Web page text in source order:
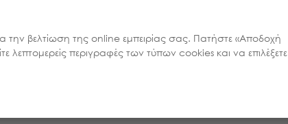
την βελτίωση της online εμπειρίας σας. Πατήστε «Αποδοχή
λεπτομερείς περιγραφές των τύπων cookies και να επιλέξετε